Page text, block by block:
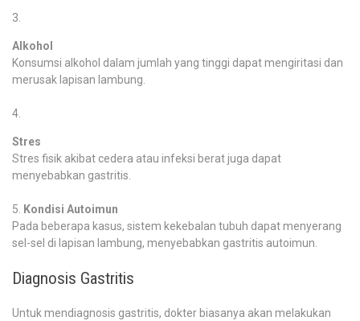
Alkohol
Konsumsi alkohol dalam jumlah yang tinggi dapat mengiritasi dan
merusak lapisan lambung.
Stres
Stres fisik akibat cedera atau infeksi berat juga dapat
menyebabkan gastritis.
Kondisi Autoimun
Pada beberapa kasus, sistem kekebalan tubuh dapat menyerang
sel-sel di lapisan lambung, menyebabkan gastritis autoimun.
Diagnosis Gastritis
Untuk mendiagnosis gastritis, dokter biasanya akan melakukan